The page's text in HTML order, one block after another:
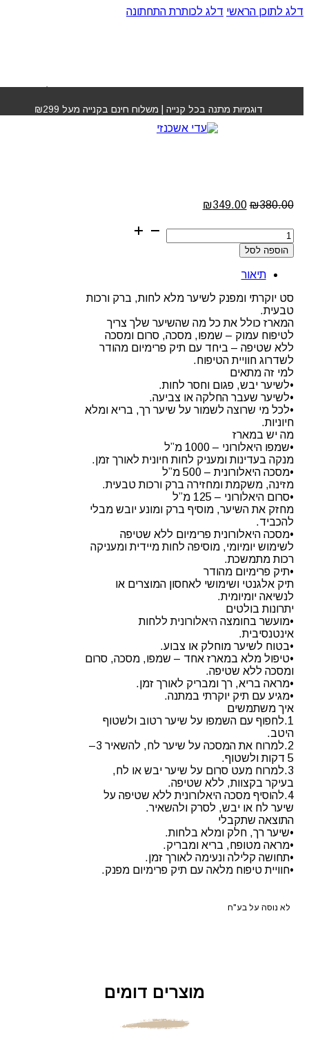
דלג לתוכן הראשי דלג לכותרת התחתונה
דוגמיות מתנה בכל קנייה | משלוח חינם בקנייה מעל ₪299
מארז טיפוח פרימיום
₪380.00
המחיר
היה:
₪380.00.
₪349.00
הוא:
₪349.00.
כמות
של
מארז
פרימיום
LOMÉLO
הוספה לסל
תיאור
סט יוקרתי ומפנק לשיער מלא לחות, ברק ורכות
טבעית.
המארז כולל את כל מה שהשיער שלך צריך
לטיפוח עמוק – שמפו, מסכה, סרום ומסכה
ללא שטיפה – ביחד עם תיק פרימיום מהודר
לשדרוג חוויית הטיפוח.
למי זה מתאים
•לשיער יבש, פגום וחסר לחות.
•לשיער שעבר החלקה או צביעה.
•לכל מי שרוצה לשמור על שיער רך, בריא ומלא
חיוניות.
מה יש במארז
•שמפו היאלורוני – 1000 מ”ל
מנקה בעדינות ומעניק לחות חיונית לאורך זמן.
•מסכה היאלורונית – 500 מ”ל
מזינה, משקמת ומחזירה ברק ורכות טבעית.
•סרום היאלורוני – 125 מ”ל
מחזק את השיער, מוסיף ברק ומונע יובש מבלי
להכביד.
•מסכה היאלורונית פרימיום ללא שטיפה
לשימוש יומיומי, מוסיפה לחות מיידית ומעניקה
רכות מתמשכת.
•תיק פרימיום מהודר
תיק אלגנטי ושימושי לאחסון המוצרים או
לנשיאה יומיומית.
יתרונות בולטים
•מועשר בחומצה היאלורונית ללחות
אינטנסיבית.
•בטוח לשיער מוחלק או צבוע.
•טיפול מלא במארז אחד – שמפו, מסכה, סרום
ומסכה ללא שטיפה.
•מראה בריא, רך ומבריק לאורך זמן.
•מגיע עם תיק יוקרתי במתנה.
איך משתמשים
1.לחפוף עם השמפו על שיער רטוב ולשטוף
היטב.
2.למרוח את המסכה על שיער לח, להשאיר 3–
5 דקות ולשטוף.
3.למרוח מעט סרום על שיער יבש או לח,
בעיקר בקצוות, ללא שטיפה.
4.להוסיף מסכה היאלורונית ללא שטיפה על
שיער לח או יבש, לסרק ולהשאיר.
התוצאה שתקבלי
•שיער רך, חלק ומלא בלחות.
•מראה מטופח, בריא ומבריק.
•תחושה קלילה ונעימה לאורך זמן.
•חוויית טיפוח מלאה עם תיק פרימיום מפנק.
לא נוסה על בע"ח
מוצרים דומים